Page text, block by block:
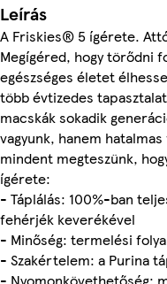
Leírás
A Friskies® 5 ígérete.
Megígéred, hogy törődni
egészséges életet
több évtizedes
macskák sokadik
vagyunk, hanem
mindent megteszünk,
ígérete:
- Táplálás: 100%-ban
fehérjék keverékével
- Minőség: termelési
- Szakértelem: a Purina
- Nyomonkövethetőség: